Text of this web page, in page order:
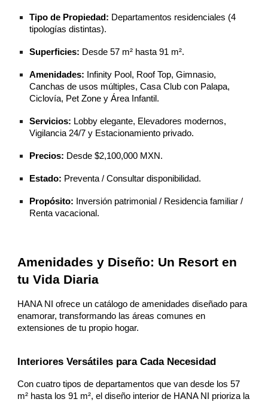
Tipo de Propiedad: Departamentos residenciales (4
tipologías distintas).
Superficies: Desde 57 m² hasta 91 m².
Amenidades: Infinity Pool, Roof Top, Gimnasio,
Canchas de usos múltiples, Casa Club con Palapa,
Ciclovía, Pet Zone y Área Infantil.
Servicios: Lobby elegante, Elevadores modernos,
Vigilancia 24/7 y Estacionamiento privado.
Precios: Desde $2,100,000 MXN.
Estado: Preventa / Consultar disponibilidad.
Propósito: Inversión patrimonial / Residencia familiar /
Renta vacacional.
Amenidades y Diseño: Un Resort en
tu Vida Diaria
HANA NI ofrece un catálogo de amenidades diseñado para
enamorar, transformando las áreas comunes en
extensiones de tu propio hogar.
Interiores Versátiles para Cada Necesidad
Con cuatro tipos de departamentos que van desde los 57
m² hasta los 91 m², el diseño interior de HANA NI prioriza la